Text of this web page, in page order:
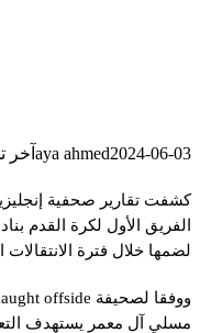
aya ahmed2024-06-03 آخر
كشفت تقارير صحفية
الفريق الأول لكرة القدم
لضمها خلال فترة الانتقالات
مسلي آل معمر يستهدف